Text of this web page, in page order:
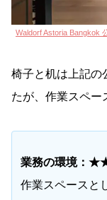
Waldorf Astoria Bangkok
椅子と机は上記の
たが、作業スペー
業務の環境：
作業スペースと